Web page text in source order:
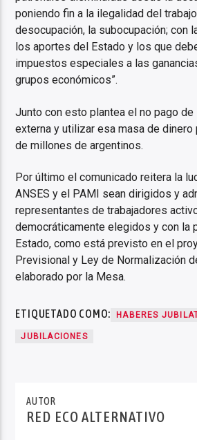
poniendo fin a la ilegalidad del
desocupación, la subocupación; con
los aportes del Estado y los que
impuestos especiales a las
grupos económicos”.
Junto con esto plantea el no pago
externa y utilizar esa masa de dinero
de millones de argentinos.
Por último el comunicado reitera la
ANSES y el PAMI sean dirigidos y
representantes de trabajadores
democráticamente elegidos y con la
Estado, como está previsto en el
Previsional y Ley de Normalización
elaborado por la Mesa.
ETIQUETADO COMO: HABERES
JUBILACIONES
AUTOR
RED ECO ALTERNATIVO